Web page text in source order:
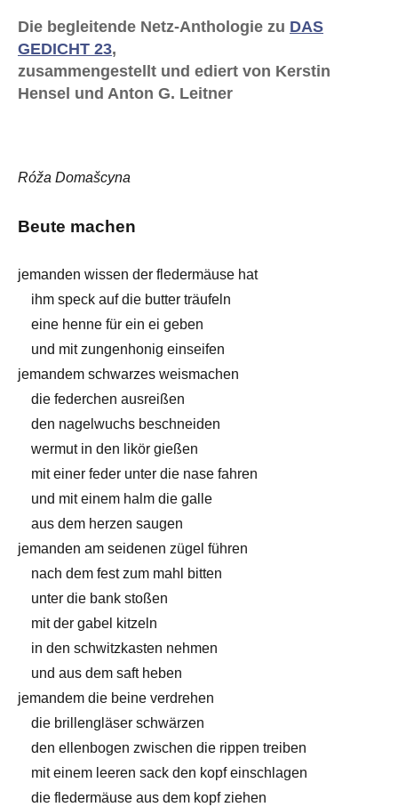
Die begleitende Netz-Anthologie zu DAS
GEDICHT 23,
zusammengestellt und ediert von Kerstin
Hensel und Anton G. Leitner
Róža Domašcyna
Beute machen
jemanden wissen der fledermäuse hat
ihm speck auf die butter träufeln
eine henne für ein ei geben
und mit zungenhonig einseifen
jemandem schwarzes weismachen
die federchen ausreißen
den nagelwuchs beschneiden
wermut in den likör gießen
mit einer feder unter die nase fahren
und mit einem halm die galle
aus dem herzen saugen
jemanden am seidenen zügel führen
nach dem fest zum mahl bitten
unter die bank stoßen
mit der gabel kitzeln
in den schwitzkasten nehmen
und aus dem saft heben
jemandem die beine verdrehen
die brillengläser schwärzen
den ellenbogen zwischen die rippen treiben
mit einem leeren sack den kopf einschlagen
die fledermäuse aus dem kopf ziehen